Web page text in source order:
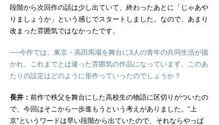
段階から次回作の話は少し出ていて、終わったあとに「じゃあや
りましょうか」という感じでスタートしました。なので、あまり
改まった雰囲気ではなかったです。
──今作では、東京・高田馬場を舞台に3人の青年の共同生活が描
かれ、これまでとは違った雰囲気の作品になっています。このあ
たりの設定はどのように形作っていったのでしょうか？
長井： 前作で秩父を舞台にした高校生の物語に区切りがついたの
で、今回はそこから一歩進もうという考えがありました。“上
京”というワードは早い段階から出ていたので、それならやっぱ